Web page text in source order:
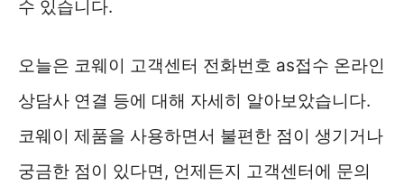
수 있습니다.
오늘은 코웨이 고객센터 전화번호 as접수 온라인
상담사 연결 등에 대해 자세히 알아보았습니다.
코웨이 제품을 사용하면서 불편한 점이 생기거나
궁금한 점이 있다면, 언제든지 고객센터에 문의